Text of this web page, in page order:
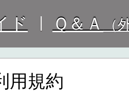
ド Ｑ＆Ａ （
用規約